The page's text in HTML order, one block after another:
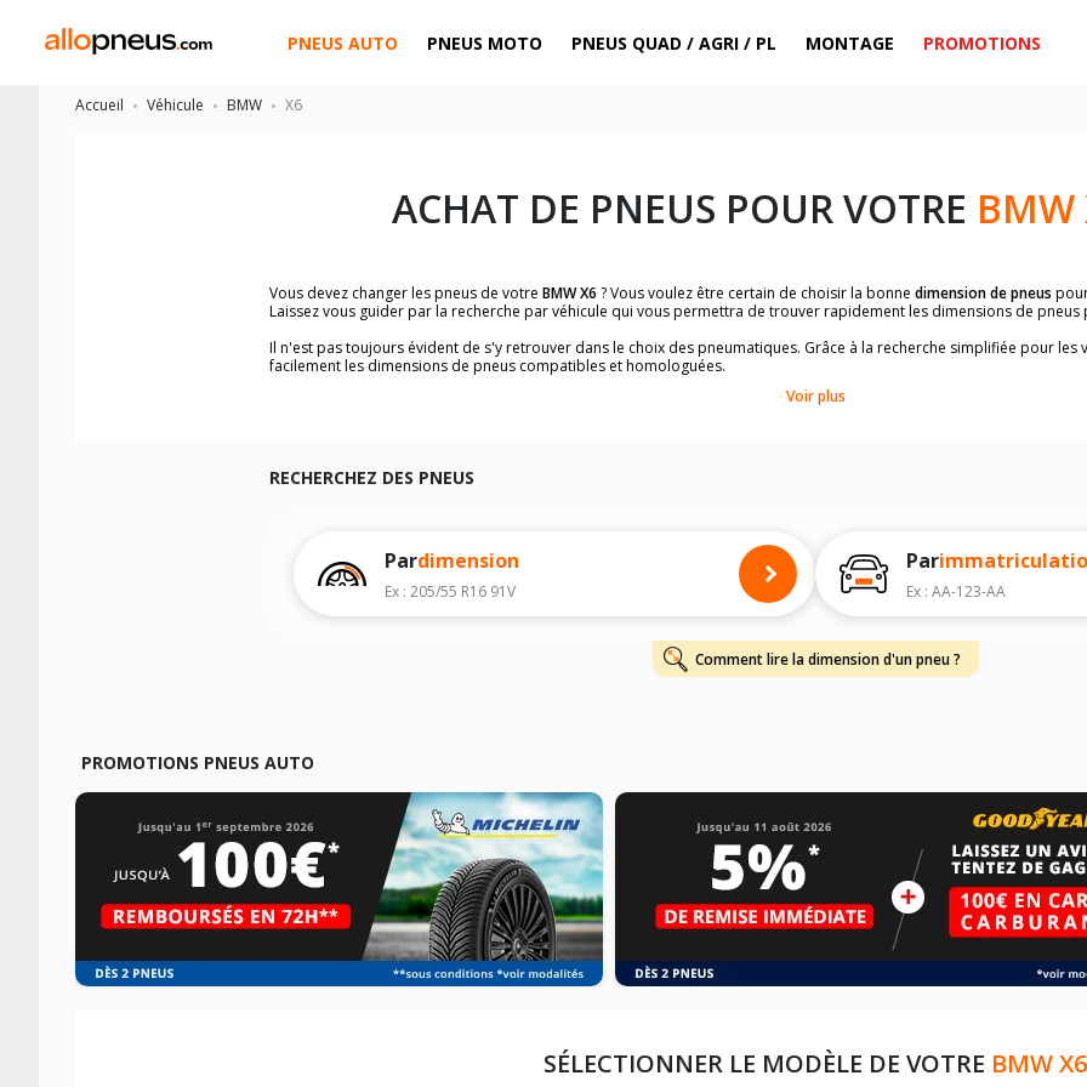
PNEUS AUTO PNEUS MOTO PNEUS QUAD / AGRI / PL MONTAGE PROMOTIONS
Accueil Véhicule BMW X6
ACHAT DE PNEUS POUR VOTRE BMW
Vous devez changer les pneus de votre BMW X6 ? Vous voulez être certain de choisir la bonne dimension de pneus
Laissez vous guider par la recherche par véhicule qui vous permettra de trouver rapidement les dimensions de
Il n'est pas toujours évident de s'y retrouver dans le choix des pneumatiques. Grâce à la recherche simplifiée pour les
facilement les dimensions de pneus compatibles et homologuées.
véhicule ainsi que sur l'étiquette collée à l'intérieur de la portière conducteur.
Pour cela, veuillez sélectionner le modèle de votre véhicule ci-dessous :
Voir plus
RECHERCHEZ DES PNEUS
Pardimension
Ex : 205/55 R16 91V
Par
Ex : AA-123-AA
Comment lire la dimension d'un pneu ?
PROMOTIONS PNEUS AUTO
SÉLECTIONNER LE MODÈLE DE VOTRE BMW X6